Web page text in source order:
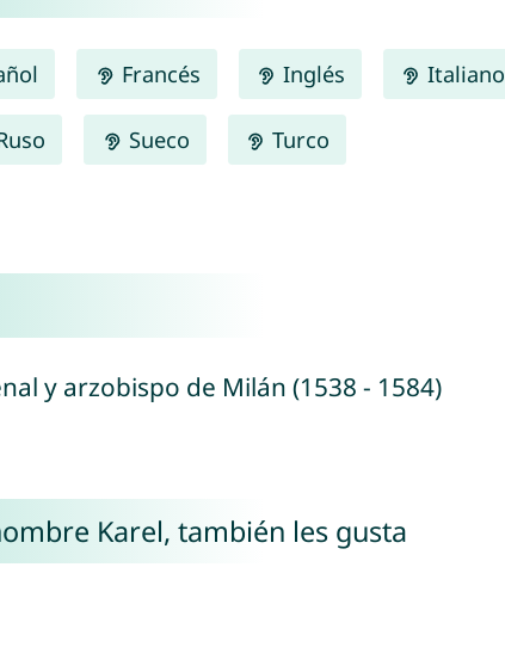
Francés Inglés Italiano
Sueco Turco
y arzobispo de Milán (1538 - 1584)
Karel, también les gusta